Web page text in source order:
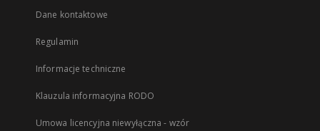
Dane kontaktowe
Regulamin
Informacje techniczne
Klauzula informacyjna RODO
Umowa licencyjna niewyłączna - wzór